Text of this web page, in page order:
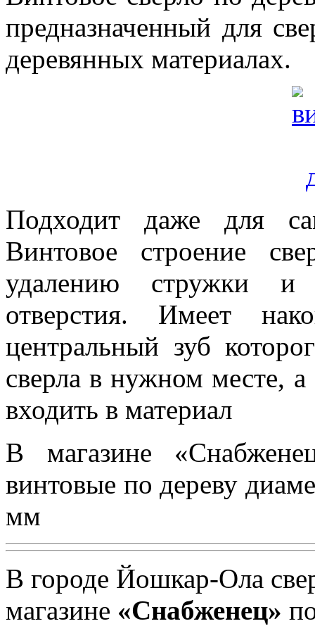
предназначенный для
деревянных материалах.
Подходит даже для
Винтовое строение
удалению стружки и
отверстия. Имеет
центральный зуб
сверла в нужном месте,
входить в материал
В магазине
винтовые по дереву
мм
В городе Йошкар-Ола
магазине «Снабженец»